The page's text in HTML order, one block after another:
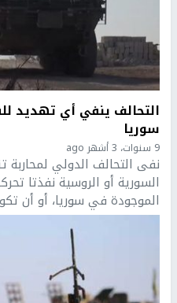
التحالف ينفي أي تهديد
سوريا
9 سنوات، 3 أشهر ago
نفى التحالف الدولي لمحاربة
السورية أو الروسية نفذتا
الموجودة في سوريا، أو أن